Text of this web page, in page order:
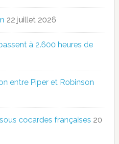
22 juillet 2026
à 2.600 heures de
entre Piper et Robinson
cocardes françaises 20